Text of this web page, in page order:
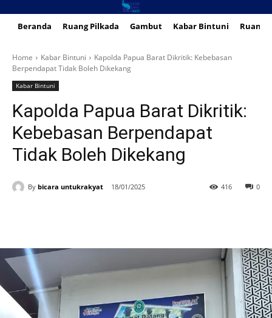
Beranda Ruang Pilkada Gambut Kabar Bintuni Ruang
Home Kabar Bintuni
Kapolda Papua Barat Dikritik: Kebebasan
Berpendapat Tidak Boleh Dikekang
Kabar Bintuni
Kapolda Papua Barat Dikritik:
Kebebasan Berpendapat
Tidak Boleh Dikekang
By bicara untukrakyat 18/01/2025 0
416